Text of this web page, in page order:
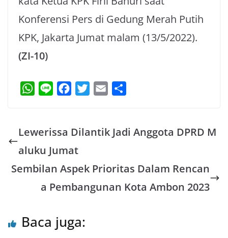
Konferensi Pers di Gedung Merah Putih
KPK, Jakarta Jumat malam (13/5/2022).
(ZI-10)
W
t
s
p
e
e
b
o
k
t
r
i
r
Lewerissa Dilantik Jadi Anggota DPRD M
aluku Jumat
Sembilan Aspek Prioritas Dalam Rencan
a Pembangunan Kota Ambon 2023
Baca juga: